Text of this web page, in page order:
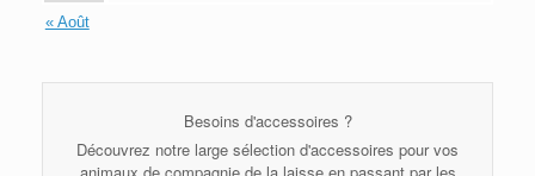
« Août
Besoins d'accessoires ?
Découvrez notre large sélection d'accessoires pour vos